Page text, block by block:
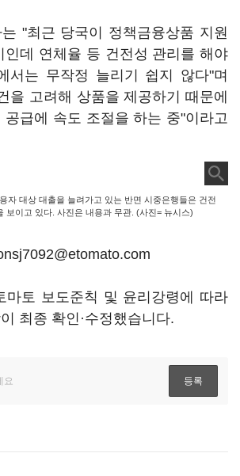
"최근 당국이 정책금융상품 지원
인데 연체율 등 건전성 관리를 해야
서는 무작정 늘리기 쉽지 않다"며
을 고려해 상품을 제공하기 때문에
공급에 속도 조절을 하는 중"이라고
자 대상 대출을 늘려가고 있는 반면 시중은행들은 건전
보이고 있다. 사진은 내용과 무관. (사진= 뉴시스)
마토 보도준칙 및 윤리강령에 따라
최종 확인·수정했습니다.